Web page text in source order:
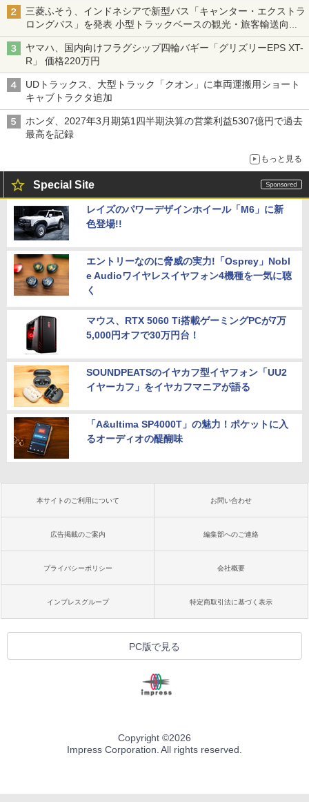
三菱ふそう、インドネシアで新型バス「キャンター・エクストラ
ロングバス」を発表 小型トラックベースの観光・旅客輸送向け
バス
ヤマハ、国内向けフラグシップ四輪バギー「グリズリーEPS XT-
R」 価格220万円
UDトラックス、大型トラック「クオン」に車両運搬用ショート
キャブトラクタ追加
ホンダ、2027年3月期第1四半期決算の営業利益5307億円で過去
最高を記録
もっと見る
Special Site
レイズのパワーデザインホイール「M6」に新
色登場!!
エントリーなのに脅威の実力!「Osprey」Nobl
e Audioワイヤレスイヤフォン4機種を一気に聴
く
マウス、RTX 5060 Ti搭載ゲーミングPCが7万
5,000円オフで30万円台！
SOUNDPEATSのイヤカフ型イヤフォン「UU2
イヤーカフ」をイヤカフマニアが語る
「A&ultima SP4000T」の魅力！ポケットに入
るオーディオの醍醐味
本サイトのご利用について お問い合わせ
広告掲載のご案内 編集部へのご連絡
プライバシーポリシー 会社概要
インプレスグループ 特定商取引法に基づく表示
PC版で見る
Copyright ©2026
Impress Corporation. All rights reserved.